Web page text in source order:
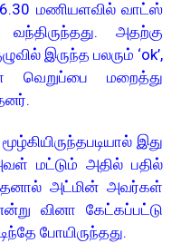
மணியளவில் வாட்ஸ்
அதற்கு
இருந்த பலரும் ‘ok’,
வெறுப்பை மறைத்து
இது
மட்டும் அதில் பதில்
அட்மின் அவர்கள்
வினா கேட்கப்பட்டு
போயிருந்தது.